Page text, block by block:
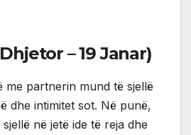
– 19 Janar)
me partnerin mund të sjellë
dhe intimitet sot. Në punë,
në jetë ide të reja dhe